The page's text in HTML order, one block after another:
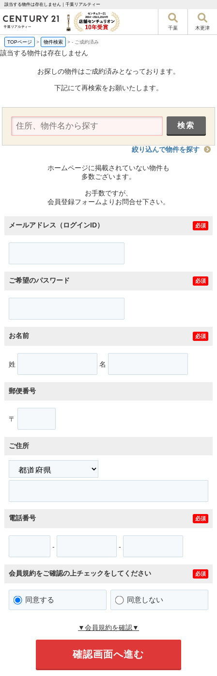
該当する物件は存在しません｜千葉リアルティー
千葉 木更津
TOPページ > 物件検索 >- ご成約済み
該当する物件は存在しません
お探しの物件はご成約済みとなっております。
下記にて再検索をお願いたします。
絞り込んで物件を探す
ホームページに掲載されていない物件も
多数ございます。
お手数ですが、
会員登録フォームよりお問合せ下さい。
メールアドレス（ログインID） 必須
ご希望のパスワード 必須
お名前 必須
姓 名
郵便番号
〒
ご住所
電話番号 必須
- -
会員規約をご確認の上チェックをしてください 必須
同意する 同意しない
▼会員規約を確認▼